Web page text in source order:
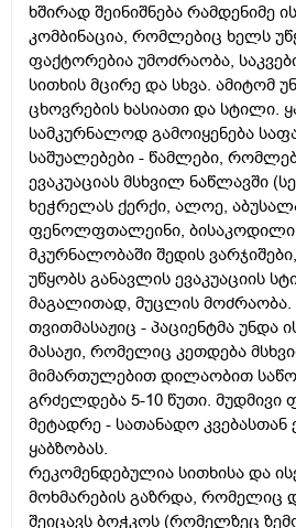
ხშირად შეინიშნება რამდენიმე
კომბინაცია, რომლებიც ხელს
ფაქტორებია უმოძრაობა,
სითხის მცირე და სხვა. ამიტომ
ცხოვრების ხასიათი და სტილი.
სამკურნალოდ გამოიყენება
საშუალებები - წამლები,
ევაკუაციას მსხვილ ნაწლავში
ხეჭრელას ქერქი, ალოე,
ფენოლფთალეინი, ბისაკოდილი
მკურნალობაში შედის
უწყობს განავლის ევაკუაციის
მაგალითად, მუცლის მოძრაობა.
თვითმასაჟიც - პაციენტმა უნდა
მასაჟი, რომელიც კეთდება
მიმართულებით დილაობით
გრძელდება 5-10 წუთი. მუდმივი
მეტადრე - სათანადო
ყაბზობას.
რეკომენდებულია სითხისა და
მოხმარების გაზრდა, რომელიც
შეიცავს ბოჭკოს (რომელზეც